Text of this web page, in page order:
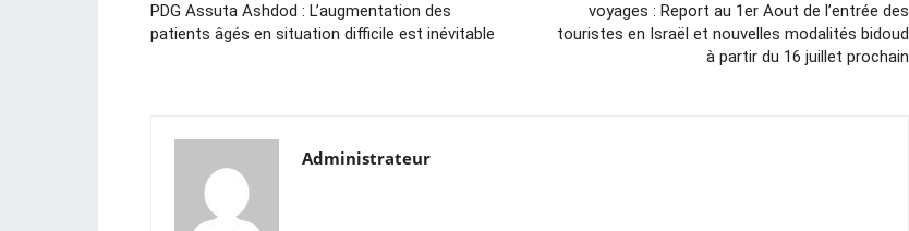
PDG Assuta Ashdod : L’augmentation des
patients âgés en situation difficile est inévitable
voyages : Report au 1er Aout de l’entrée des
touristes en Israël et nouvelles modalités bidoud
à partir du 16 juillet prochain
Administrateur